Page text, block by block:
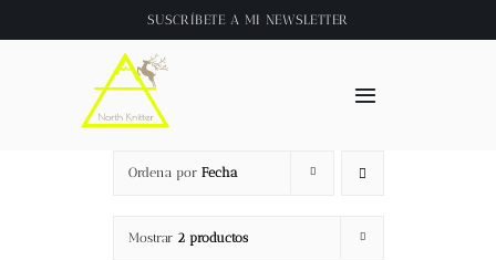
al
SUSCRÍBETE A MI NEWSLETTER
Toggle
About
Ordena por Fecha
Mostrar 2 productos